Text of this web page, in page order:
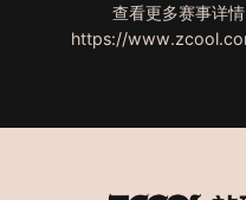
查看更多赛事详
https://